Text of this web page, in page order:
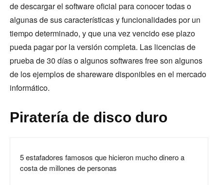
de descargar el software oficial para conocer todas o
algunas de sus características y funcionalidades por un
tiempo determinado, y que una vez vencido ese plazo
pueda pagar por la versión completa. Las licencias de
prueba de 30 días o algunos softwares free son algunos
de los ejemplos de shareware disponibles en el mercado
informático.
Piratería de disco duro
5 estafadores famosos que hicieron mucho dinero a
costa de millones de personas